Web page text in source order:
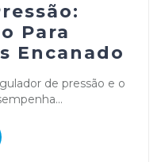
Para
Encanado
de pressão e o